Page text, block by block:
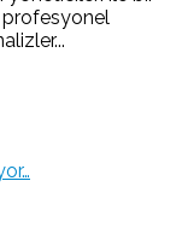
profesyonel